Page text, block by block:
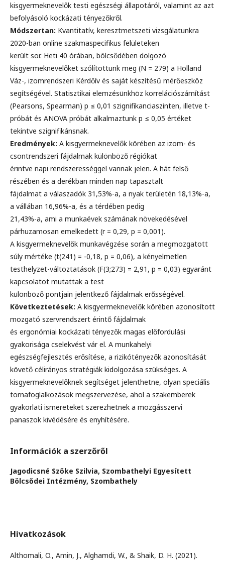
kisgyermeknevelők testi egészségi állapotáról, valamint az azt
befolyásoló kockázati tényezőkről.
Módszertan: Kvantitatív, keresztmetszeti vizsgálatunkra
2020-ban online szakmaspecifikus felületeken
került sor. Heti 40 órában, bölcsődében dolgozó
kisgyermeknevelőket szólítottunk meg (N = 279) a Holland
Váz-, izomrendszeri Kérdőív és saját készítésű mérőeszköz
segítségével. Statisztikai elemzésünkhöz korrelációszámítást
(Pearsons, Spearman) p ≤ 0,01 szignifikanciaszinten, illetve t-
próbát és ANOVA próbát alkalmaztunk p ≤ 0,05 értéket
tekintve szignifikánsnak.
Eredmények: A kisgyermeknevelők körében az izom- és
csontrendszeri fájdalmak különböző régiókat
érintve napi rendszerességgel vannak jelen. A hát felső
részében és a derékban minden nap tapasztalt
fájdalmat a válaszadók 31,53%-a, a nyak területén 18,13%-a,
a vállában 16,96%-a, és a térdében pedig
21,43%-a, ami a munkaévek számának növekedésével
párhuzamosan emelkedett (r = 0,29, p = 0,001).
A kisgyermeknevelők munkavégzése során a megmozgatott
súly mértéke (t(241) = -0,18, p = 0,06), a kényelmetlen
testhelyzet-változtatások (F(3;273) = 2,91, p = 0,03) egyaránt
kapcsolatot mutattak a test
különböző pontjain jelentkező fájdalmak erősségével.
Következtetések: A kisgyermeknevelők körében azonosított
mozgató szervrendszert érintő fájdalmak
és ergonómiai kockázati tényezők magas előfordulási
gyakorisága cselekvést vár el. A munkahelyi
egészségfejlesztés erősítése, a rizikótényezők azonosítását
követő célirányos stratégiák kidolgozása szükséges. A
kisgyermeknevelőknek segítséget jelenthetne, olyan speciális
tornafoglalkozások megszervezése, ahol a szakemberek
gyakorlati ismereteket szerezhetnek a mozgásszervi
panaszok kivédésére és enyhítésére.
Információk a szerzőről
Jagodicsné Szőke Szilvia, Szombathelyi Egyesített
Bölcsődei Intézmény, Szombathely
Hivatkozások
Althomali, O., Amin, J., Alghamdi, W., & Shaik, D. H. (2021).